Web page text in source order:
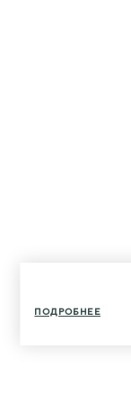
ПОДРОБНЕЕ